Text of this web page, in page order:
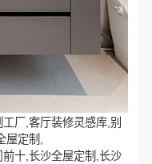
厂,客厅装修灵感库,别
定制,
十,长沙全屋定制,长沙